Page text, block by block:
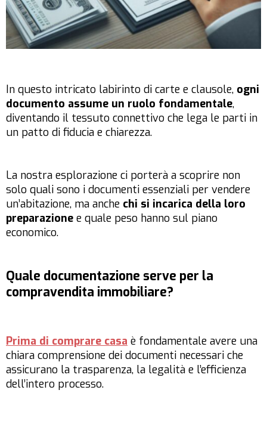
In questo intricato labirinto di carte e clausole, ogni
documento assume un ruolo fondamentale,
diventando il tessuto connettivo che lega le parti in
un patto di fiducia e chiarezza.
La nostra esplorazione ci porterà a scoprire non
solo quali sono i documenti essenziali per vendere
un’abitazione, ma anche chi si incarica della loro
preparazione e quale peso hanno sul piano
economico.
Quale documentazione serve per la
compravendita immobiliare?
Prima di comprare casa è fondamentale avere una
chiara comprensione dei documenti necessari che
assicurano la trasparenza, la legalità e l’efficienza
dell’intero processo.